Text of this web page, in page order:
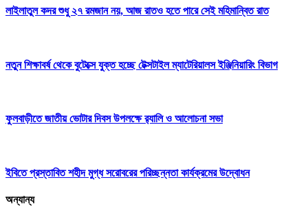
লাইলাতুল কদর শুধু ২৭ রমজান নয়, আজ রাতও হতে পারে সেই মহিমান্বিত রাত
নতুন শিক্ষাবর্ষ থেকে বুটেক্সে যুক্ত হচ্ছে টেক্সটাইল ম্যাটেরিয়ালস ইঞ্জিনিয়ারিং বিভাগ
ফুলবাড়ীতে জাতীয় ভোটার দিবস উপলক্ষে র‍্যালি ও আলোচনা সভা
ইবিতে প্রস্তাবিত শহীদ মুগ্ধ সরোবরের পরিচ্ছন্নতা কার্যক্রমের উদ্বোধন
অন্যান্য